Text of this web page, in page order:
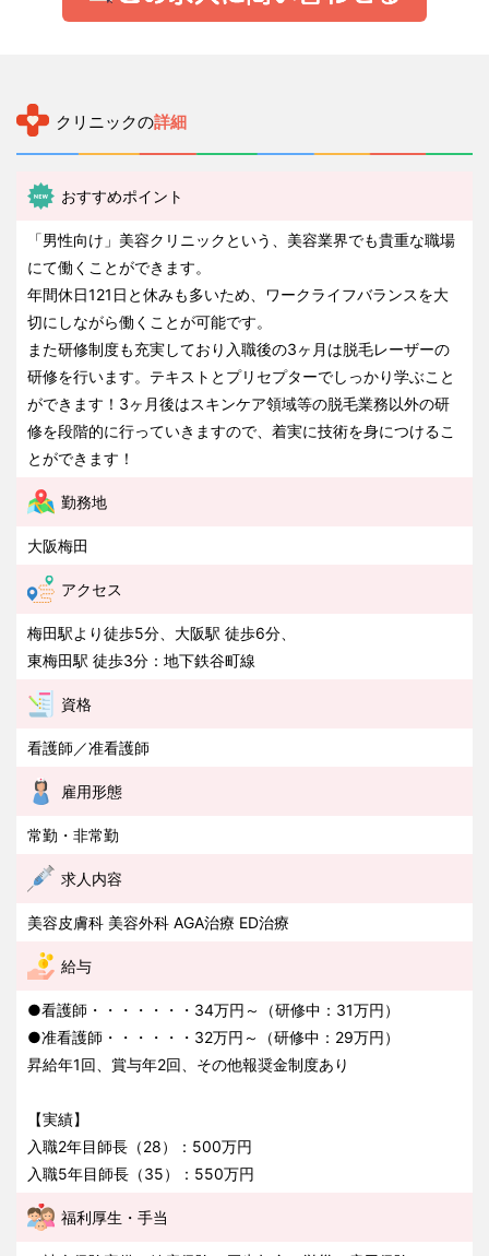
クリニックの詳細
おすすめポイント
「男性向け」美容クリニックという、美容業界でも貴重な職場
にて働くことができます。
年間休日121日と休みも多いため、ワークライフバランスを大
切にしながら働くことが可能です。
また研修制度も充実しており入職後の3ヶ月は脱毛レーザーの
研修を行います。テキストとプリセプターでしっかり学ぶこと
ができます！3ヶ月後はスキンケア領域等の脱毛業務以外の研
修を段階的に行っていきますので、着実に技術を身につけるこ
とができます！
勤務地
大阪梅田
アクセス
梅田駅より徒歩5分、大阪駅 徒歩6分、
東梅田駅 徒歩3分：地下鉄谷町線
資格
看護師／准看護師
雇用形態
常勤・非常勤
求人内容
美容皮膚科 美容外科 AGA治療 ED治療
給与
●看護師・・・・・・・34万円～（研修中：31万円）
●准看護師・・・・・・32万円～（研修中：29万円）
昇給年1回、賞与年2回、その他報奨金制度あり
【実績】
入職2年目師長（28）：500万円
入職5年目師長（35）：550万円
福利厚生・手当